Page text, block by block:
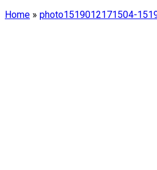
Home » photo1519012171504-